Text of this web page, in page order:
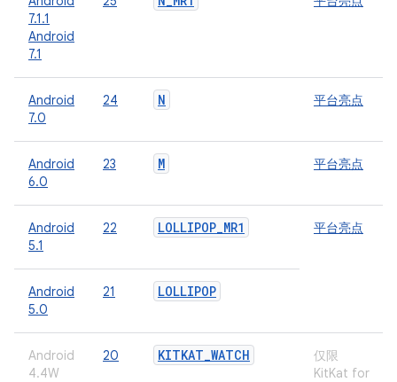
7.1.1
Android
7.1
Android
7.0
24 N 平台亮点
Android
6.0
23 M 平台亮点
Android
5.1
22 LOLLIPOP_MR1 平台亮点
Android
5.0
21 LOLLIPOP
Android
4.4W
20 KITKAT_WATCH
仅限
KitKat for